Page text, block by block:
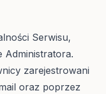
Serwisu,
Administratora.
zarejestrowani
oraz poprzez